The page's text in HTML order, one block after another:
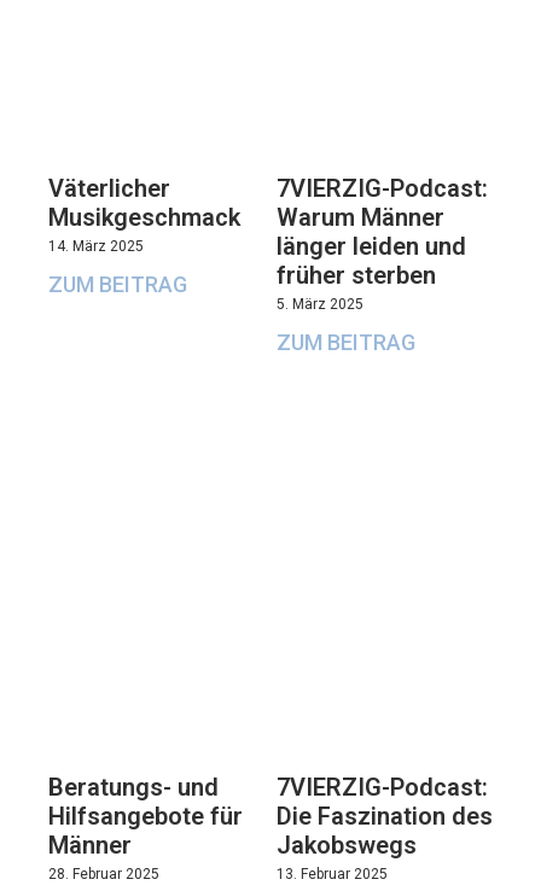
Väterlicher
Musikgeschmack
14. März 2025
ZUM BEITRAG
7VIERZIG-Podcast:
Warum Männer
länger leiden und
früher sterben
5. März 2025
ZUM BEITRAG
Beratungs- und
Hilfsangebote für
Männer
28. Februar 2025
7VIERZIG-Podcast:
Die Faszination des
Jakobswegs
13. Februar 2025